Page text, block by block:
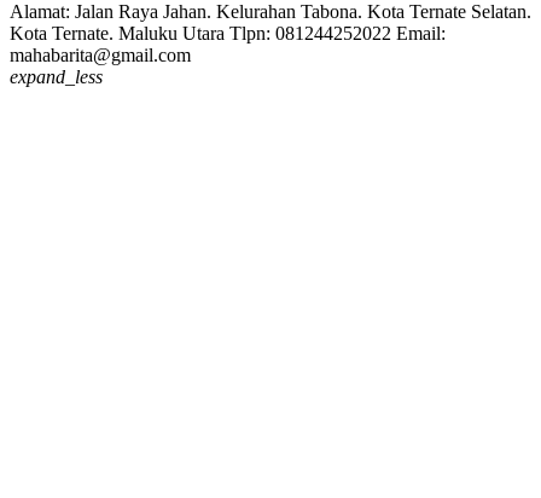
Alamat: Jalan Raya Jahan. Kelurahan Tabona. Kota Ternate Selatan.
Kota Ternate. Maluku Utara Tlpn: 081244252022 Email:
mahabarita@gmail.com
expand_less